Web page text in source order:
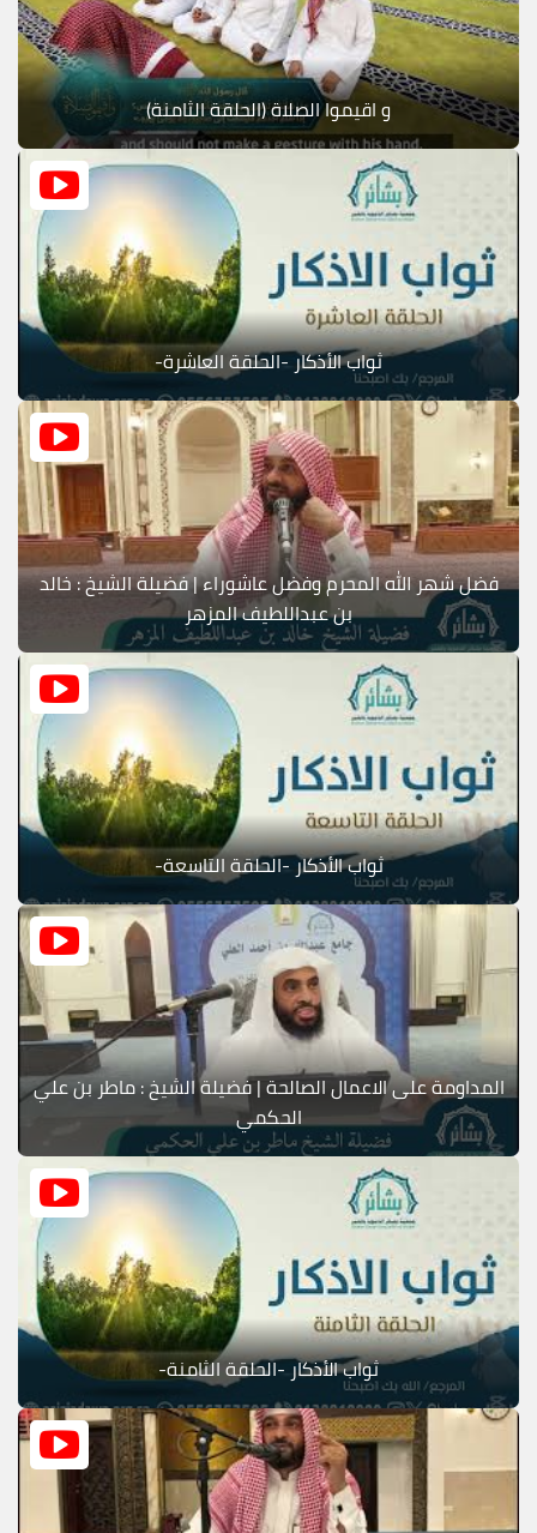
و اقيموا الصلاة (الحلقة الثامنة)
ثواب الأذكار -الحلقة العاشرة-
فضل شهر الله المحرم وفضل عاشوراء | فضيلة الشيخ : خالد
بن عبداللطيف المزهر
ثواب الأذكار -الحلقة التاسعة-
المداومة على الاعمال الصالحة | فضيلة الشيخ : ماطر بن علي
الحكمي
ثواب الأذكار -الحلقة الثامنة-